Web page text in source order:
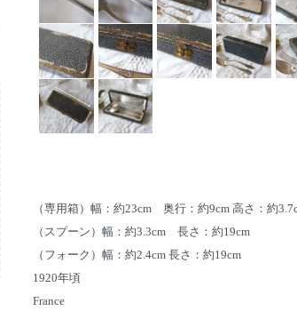
（専用箱）幅：約23cm 奥行：約9cm 高さ：約
（スプーン）幅：約3.3cm 長さ：約19cm
（フォーク）幅：約2.4cm 長さ：約19cm
1920年頃
France